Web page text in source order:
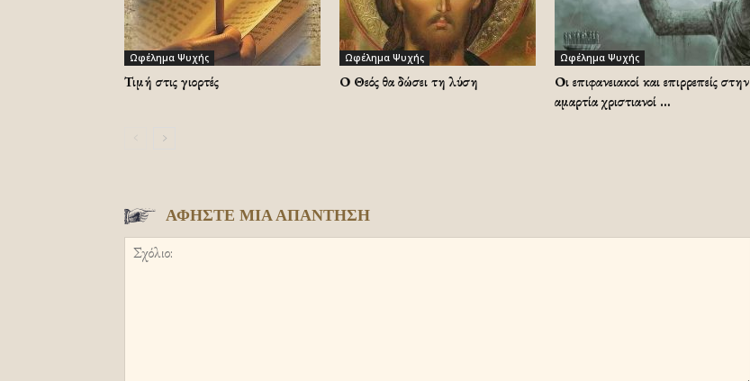
Ωφέλημα Ψυχής
Τιμή στις γιορτές
Ωφέλημα Ψυχής
Ο Θεός θα δώσει τη λύση
Ωφέλημα Ψυχής
Οι επιφανειακοί και επιρρεπείς στην
αμαρτία χριστιανοί …
ΑΦΗΣΤΕ ΜΙΑ ΑΠΑΝΤΗΣΗ